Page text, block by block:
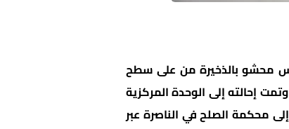
محشو بالذخيرة من على سطح
إحالته إلى الوحدة المركزية
محكمة الصلح في الناصرة عبر